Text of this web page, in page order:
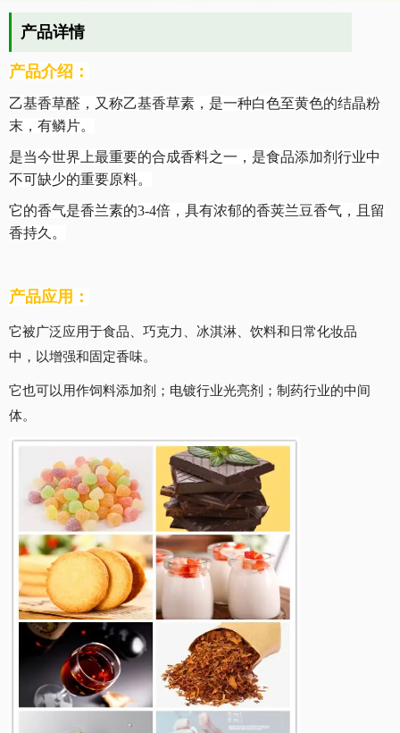
产品详情
产品介绍：
乙基香草醛，又称乙基香草素，是一种白色至黄色的结晶粉
末，有鳞片。
是当今世界上最重要的合成香料之一，是食品添加剂行业中
不可缺少的重要原料。
它的香气是香兰素的3-4倍，具有浓郁的香荚兰豆香气，且留
香持久。
产品应用：
它被广泛应用于食品、巧克力、冰淇淋、饮料和日常化妆品
中，以增强和固定香味。
它也可以用作饲料添加剂；电镀行业光亮剂；制药行业的中间
体。